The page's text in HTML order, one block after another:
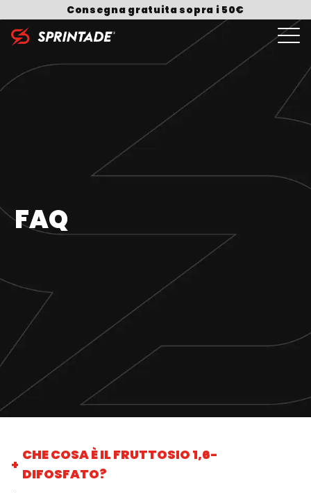
Skip to contentConsegna gratuita sopra i 50€
FAQ
CHE COSA È IL FRUTTOSIO 1,6-
DIFOSFATO?